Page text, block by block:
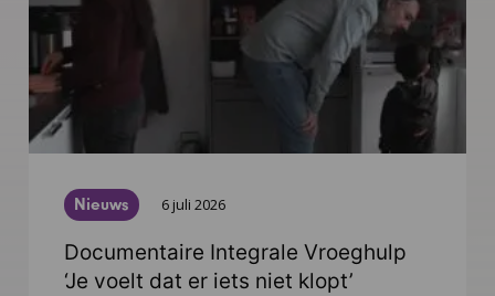
Nieuws 6 juli 2026
Documentaire Integrale Vroeghulp
‘Je voelt dat er iets niet klopt’